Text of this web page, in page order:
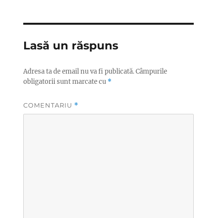
Lasă un răspuns
Adresa ta de email nu va fi publicată.Câmpurile
obligatorii sunt marcate cu *
COMENTARIU *